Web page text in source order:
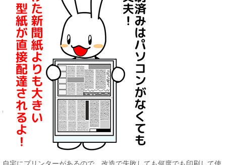
自宅にプリンターがあるので、改造で失敗しても何度でも印刷して使